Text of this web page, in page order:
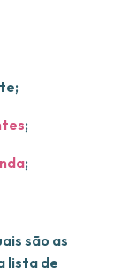
;
;
são as
lista de